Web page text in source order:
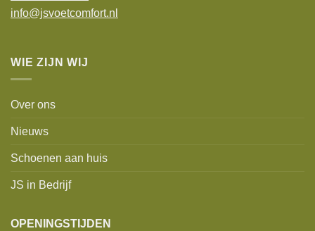
info@jsvoetcomfort.nl
WIE ZIJN WIJ
Over ons
Nieuws
Schoenen aan huis
JS in Bedrijf
OPENINGSTIJDEN